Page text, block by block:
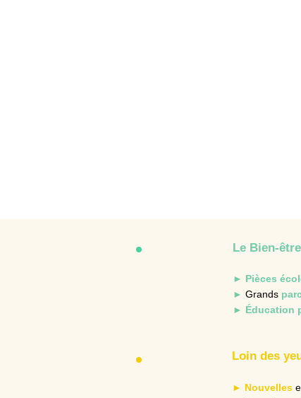
Le Bien-
► Pièces
► Grands
► Éducation
Loin des
► Nouvelles